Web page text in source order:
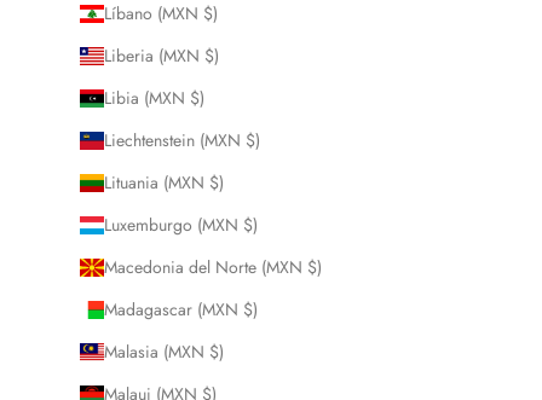
Líbano (MXN $)
Liberia (MXN $)
Libia (MXN $)
Liechtenstein (MXN $)
Lituania (MXN $)
Luxemburgo (MXN $)
Macedonia del Norte (MXN $)
Madagascar (MXN $)
Malasia (MXN $)
Malaui (MXN $)